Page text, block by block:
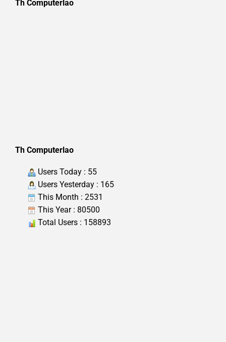
Th Computerlao
Th Computerlao
Users Today : 55
Users Yesterday : 165
This Month : 2531
This Year : 80500
Total Users : 158893